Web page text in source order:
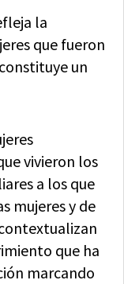
la
que fueron
un
vivieron los
a los que
mujeres y de
que ha
marcando